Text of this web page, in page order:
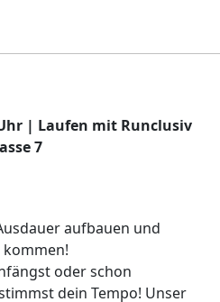
| Laufen mit Runclusiv
7
aufbauen und
oder schon
dein Tempo! Unser